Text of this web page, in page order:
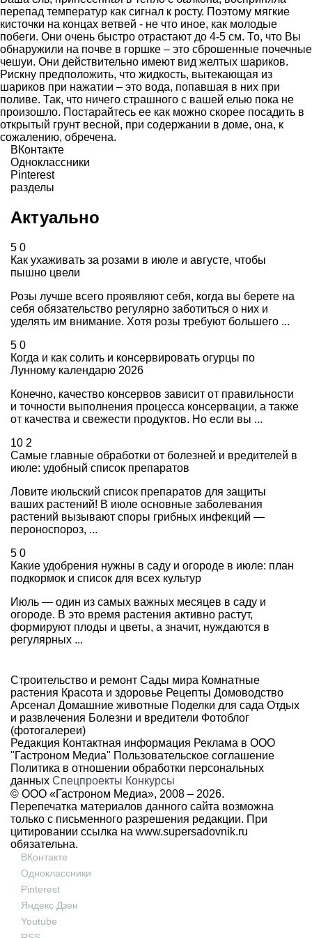
перепад температур как сигнал к росту. Поэтому мягкие
кисточки на концах ветвей - не что иное, как молодые
побеги. Они очень быстро отрастают до 4-5 см. То, что Вы
обнаружили на почве в горшке – это сброшенные почечные
чешуи. Они действительно имеют вид желтых шариков.
Рискну предположить, что жидкость, вытекающая из
шариков при нажатии – это вода, попавшая в них при
поливе. Так, что ничего страшного с вашей елью пока не
произошло. Постарайтесь ее как можно скорее посадить в
открытый грунт весной, при содержании в доме, она, к
сожалению, обречена.
ВКонтакте
Одноклассники
Pinterest
разделы
Актуально
5 0
Как ухаживать за розами в июле и августе, чтобы
пышно цвели
Розы лучше всего проявляют себя, когда вы берете на
себя обязательство регулярно заботиться о них и
уделять им внимание. Хотя розы требуют большего ...
5 0
Когда и как солить и консервировать огурцы по
Лунному календарю 2026
Конечно, качество консервов зависит от правильности
и точности выполнения процесса консервации, а также
от качества и свежести продуктов. Но если вы ...
10 2
Самые главные обработки от болезней и вредителей в
июле: удобный список препаратов
Ловите июльский список препаратов для защиты
ваших растений! В июле основные заболевания
растений вызывают споры грибных инфекций —
пероноспороз, ...
5 0
Какие удобрения нужны в саду и огороде в июле: план
подкормок и список для всех культур
Июль — один из самых важных месяцев в саду и
огороде. В это время растения активно растут,
формируют плоды и цветы, а значит, нуждаются в
регулярных ...
Строительство и ремонт Сады мира Комнатные
растения Красота и здоровье Рецепты Домоводство
Арсенал Домашние животные Поделки для сада Отдых
и развлечения Болезни и вредители Фотоблог
(фотогалереи)
Редакция Контактная информация Реклама в ООО
"Гастроном Медиа" Пользовательское соглашение
Политика в отношении обработки персональных
данных Спецпроекты Конкурсы
© ООО «Гастроном Медиа», 2008 – 2026.
Перепечатка материалов данного сайта возможна
только с письменного разрешения редакции. При
цитировании ссылка на www.supersadovnik.ru
обязательна.
ВКонтакте
Одноклассники
Pinterest
Яндекс Дзен
Youtube